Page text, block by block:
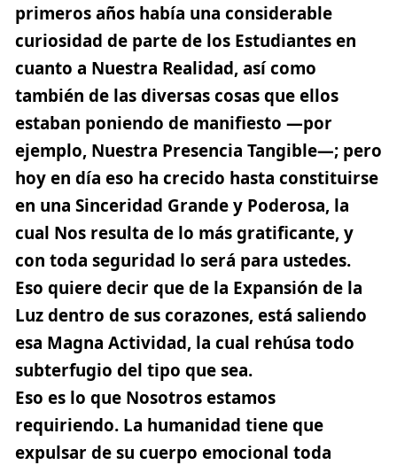
primeros años había una considerable
curiosidad de parte de los Estudiantes en
cuanto a Nuestra Realidad, así como
también de las diversas cosas que ellos
estaban poniendo de manifiesto —por
ejemplo, Nuestra Presencia Tangible—; pero
hoy en día eso ha crecido hasta constituirse
en una Sinceridad Grande y Poderosa, la
cual Nos resulta de lo más gratificante, y
con toda seguridad lo será para ustedes.
Eso quiere decir que de la Expansión de la
Luz dentro de sus corazones, está saliendo
esa Magna Actividad, la cual rehúsa todo
subterfugio del tipo que sea.
Eso es lo que Nosotros estamos
requiriendo. La humanidad tiene que
expulsar de su cuerpo emocional toda